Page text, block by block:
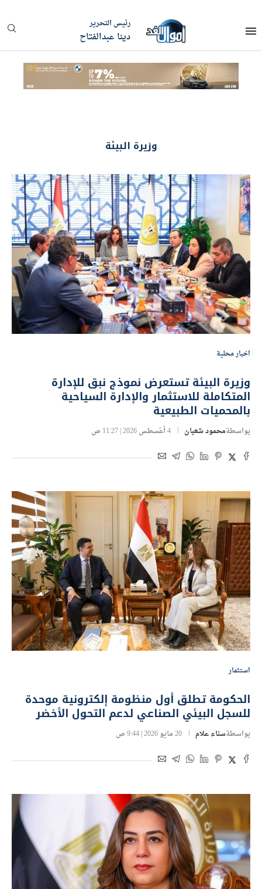
رئيس التحرير
دينا عبدالفتاح
وزيرة البيئة
اخبار محلية
وزيرة البيئة تستعرض نموذج نبق للإدارة
المتكاملة للاستثمار والإدارة السياحية
بالمحميات الطبيعية
بواسطةمحمود شعبان 4 أغسطس 2026 | 11:27 ص
استثمار
الحكومة تطلق أول منظومة إلكترونية موحدة
للسجل البيئي الصناعي لدعم التحول الأخضر
بواسطةسناء علام 20 مايو 2026 | 9:44 ص